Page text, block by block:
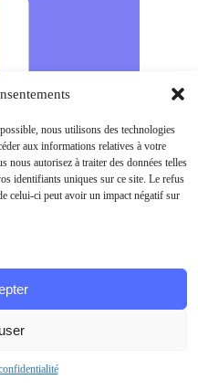
nous utilisons des technologies
aux informations relatives à votre
nous autorisez à traiter des données telles
identifiants uniques sur ce site. Le refus
celui-ci peut avoir un impact négatif sur